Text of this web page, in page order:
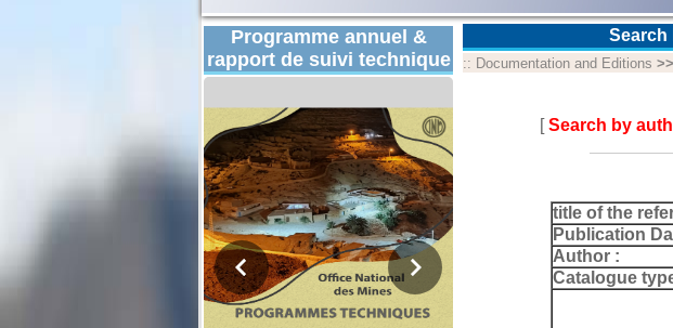
Programme annuel &
rapport de suivi technique
Search
:: Documentation and Editions >>
[Search by
title of the
Publication
Author :
Catalogue